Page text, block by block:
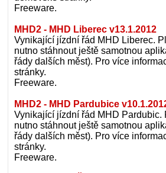
Freeware.
MHD2 - MHD Liberec v13.1.2012
Vynikající jízdní řád MHD Liberec.
nutno stáhnout ještě samotnou
řády dalších měst). Pro více
stránky.
Freeware.
MHD2 - MHD Pardubice
Vynikající jízdní řád MHD Pardubic.
nutno stáhnout ještě samotnou
řády dalších měst). Pro více
stránky.
Freeware.